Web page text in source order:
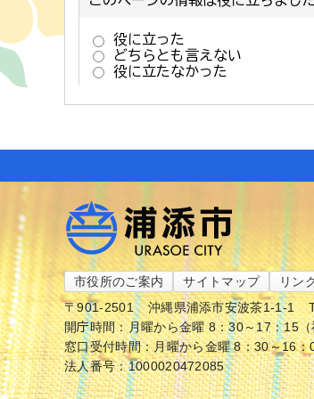
市役所のご案内 サイトマップ リン
〒901-2501
沖縄県浦添市安波茶1-1-1
開庁時間：月曜から金曜 8：30～17：15
窓口受付時間：月曜から金曜 8：30～16：
法人番号：1000020472085